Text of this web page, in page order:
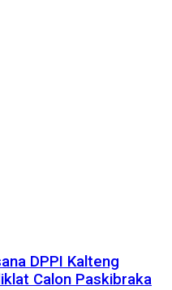
DPPI Kalteng
Calon Paskibraka